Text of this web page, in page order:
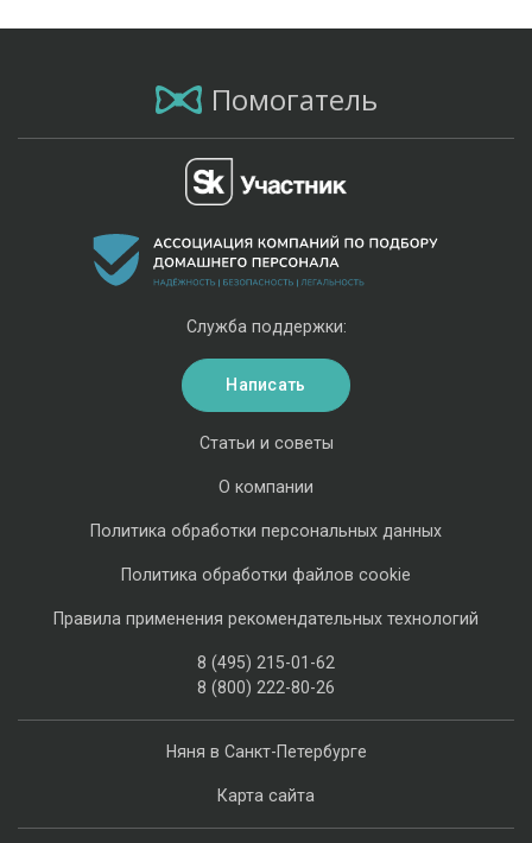
Помогатель
Няня в Санкт-Петербурге
Карта сайта
Статьи и советы
О компании
Политика обработки персональных данных
Политика обработки файлов cookie
Правила применения рекомендательных технологий
8 (495) 215-01-62
8 (800) 222-80-26
Служба поддержки:
Написать